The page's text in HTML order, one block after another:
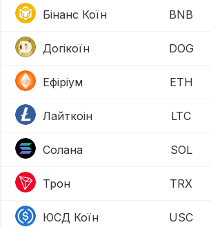
Бінанс Коїн BNB
Догікоїн DOG
Ефіріум ETH
Лайткоін LTC
Солана SOL
Трон TRX
ЮСД Коїн USC